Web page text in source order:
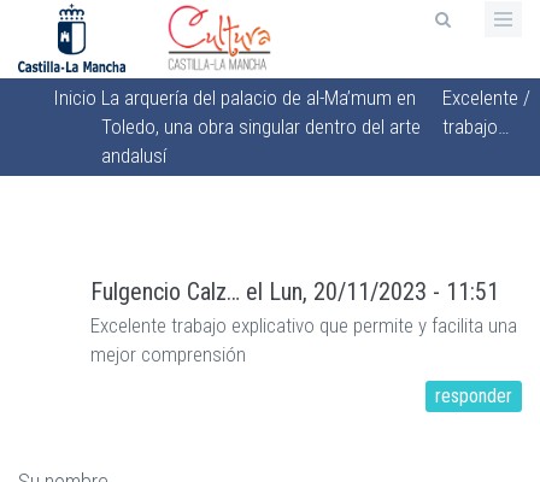
contenido
principal
Sobrescribir
enlaces
de
navegación
Inicio La arquería del palacio de al-Ma’mum en
Toledo, una obra singular dentro del arte
andalusí
Excelente
trabajo…
/
Fulgencio Calz… el Lun, 20/11/2023 - 11:51
Excelente trabajo explicativo que permite y facilita una
mejor comprensión
responder